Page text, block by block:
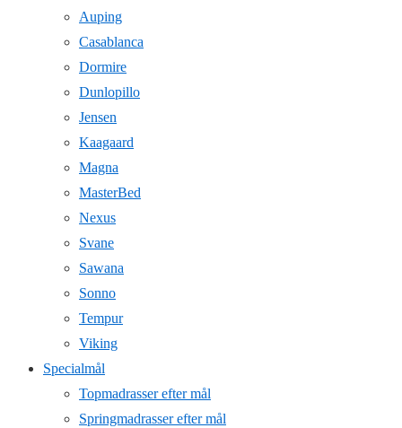
Auping
Casablanca
Dormire
Dunlopillo
Jensen
Kaagaard
Magna
MasterBed
Nexus
Svane
Sawana
Sonno
Tempur
Viking
Specialmål
Topmadrasser efter mål
Springmadrasser efter mål